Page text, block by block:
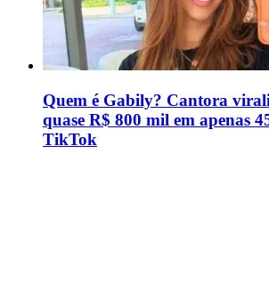
Quem é Gabily? Cantora
quase R$ 800 mil em apenas
TikTok